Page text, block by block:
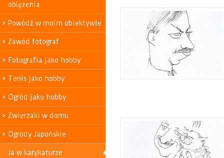
oblężenia
Powódź w moim obiektywie
Zawód fotograf
Fotografia jako hobby
Tenis jako hobby
Ogród jako hobby
Zwierzaki w domu
Ogrody Japońskie
Ja w karykaturze